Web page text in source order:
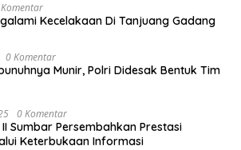
Komentar
Kecelakaan Di Tanjuang Gadang
0 Komentar
Munir, Polri Didesak Bentuk Tim
0 Komentar
Sumbar Persembahkan Prestasi
Keterbukaan Informasi